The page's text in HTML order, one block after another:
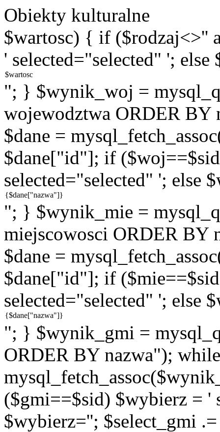
Obiekty kulturalne
$wartosc) { if ($rodzaj<>''
' selected="selected" ';
"; } $wynik_woj =
wojewodztwa ORDER
$dane =
$dane["id"]; if
selected="selected" '; else
"; } $wynik_mie =
miejscowosci ORDER BY
$dane =
$dane["id"]; if
selected="selected" '; else
"; } $wynik_gmi =
ORDER BY nazwa");
($gmi==$sid) $wybierz = '
$wybierz=''; $select_gmi